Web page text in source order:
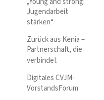
Jugendarbeit
stärken“
Zurück aus Kenia –
Partnerschaft, die
verbindet
Digitales CVJM-
VorstandsForum